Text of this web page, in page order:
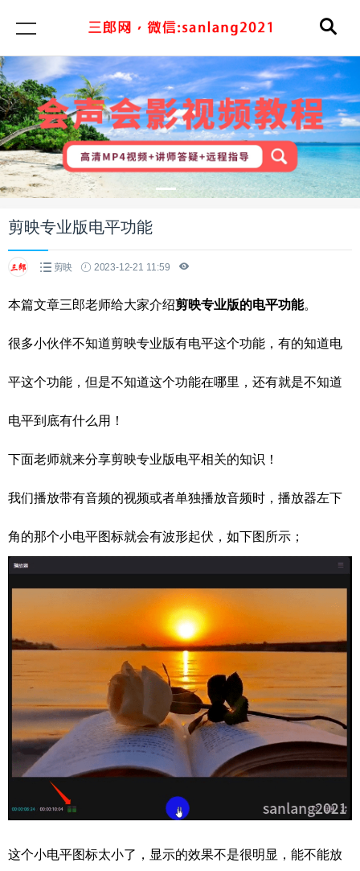
剪映专业版电平功能
剪映 2023-12-21 11:59
本篇文章三郎老师给大家介绍剪映专业版的电平功能。
很多小伙伴不知道剪映专业版有电平这个功能，有的知道电
平这个功能，但是不知道这个功能在哪里，还有就是不知道
电平到底有什么用！
下面老师就来分享剪映专业版电平相关的知识！
我们播放带有音频的视频或者单独播放音频时，播放器左下
角的那个小电平图标就会有波形起伏，如下图所示；
这个小电平图标太小了，显示的效果不是很明显，能不能放